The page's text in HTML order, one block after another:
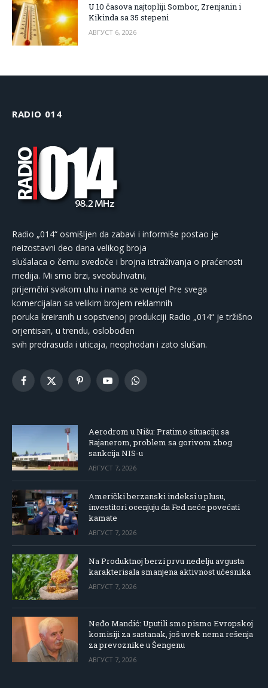
U 10 časova najtopliji Sombor, Zrenjanin i
Kikinda sa 35 stepeni
АВГУСТ 6, 2026
RADIO 014
Radio „014“ osmišljen da zabavi i informiše postao je
neizostavni deo dana velikog broja
slušalaca o čemu svedoče i brojna istraživanja o praćenosti
medija. Mi smo brzi, sveobuhvatni,
prijemčivi svakom uhu i nama se veruje! Pre svega
komercijalan sa velikim brojem reklamnih
poruka kreiranih u sopstvenoj produkciji Radio „014“ je tržišno
orjentisan, u trendu, oslobođen
svih predrasuda i uticaja, neophodan i zato slušan.
Facebook
X
PinterestYouTubeWhatsApp
Aerodrom u Nišu: Pratimo situaciju sa
Rajanerom, problem sa gorivom zbog
sankcija NIS-u
АВГУСТ 7, 2026
Američki berzanski indeksi u plusu,
investitori ocenjuju da Fed neće povećati
kamate
АВГУСТ 7, 2026
Na Produktnoj berzi prvu nedelju avgusta
karakterisala smanjena aktivnost učesnika
АВГУСТ 7, 2026
Neđo Mandić: Uputili smo pismo Evropskoj
komisiji za sastanak, još uvek nema rešenja
za prevoznike u Šengenu
АВГУСТ 7, 2026